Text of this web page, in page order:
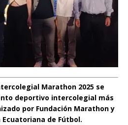
Marathon 2025 se
deportivo intercolegial más
por Fundación Marathon y
Ecuatoriana de Fútbol.